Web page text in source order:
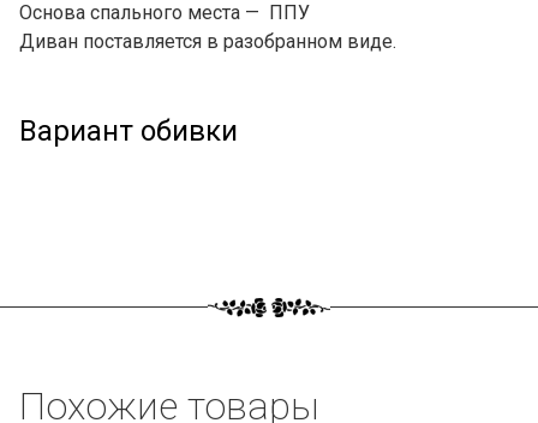
Основа спального места — ППУ
Диван поставляется в разобранном виде.
Вариант обивки
Похожие товары